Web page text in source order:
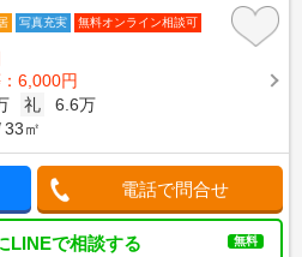
写真充実 無料オンライン相談可
6,000円
礼
6.6万
33㎡
電話で問合せ
LINEで相談する 無料